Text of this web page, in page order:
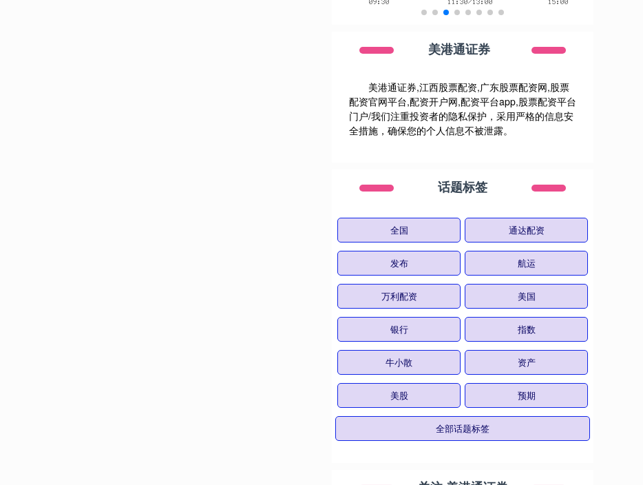
美港通证券
美港通证券,江西股票配资,广东股票配资网,股票
配资官网平台,配资开户网,配资平台app,股票配资平台
门户/我们注重投资者的隐私保护，采用严格的信息安
全措施，确保您的个人信息不被泄露。
话题标签
全国 通达配资
发布 航运
万利配资 美国
银行 指数
牛小散 资产
美股 预期
全部话题标签